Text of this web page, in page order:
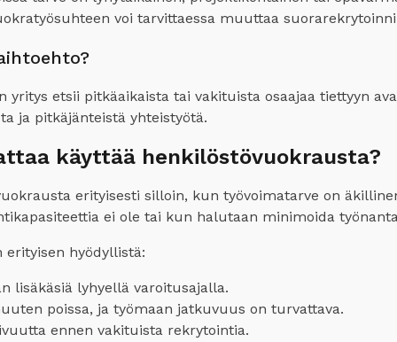
voi tarvittaessa muuttaa
etsii pitkäaikaista tai vakituista osaajaa tiettyyn
ja pitkäjänteistä yhteistyötä.
käyttää henkilöstövuokrausta?
erityisesti silloin, kun työvoimatarve on
ei ole tai kun halutaan minimoida
erityisen hyödyllistä:
lisäkäsiä lyhyellä varoitusajalla.
poissa, ja työmaan jatkuvuus on turvattava.
ennen vakituista rekrytointia.